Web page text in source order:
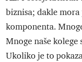
biznisa; dakle
komponenta.
Mnoge naše kolege
Ukoliko je to